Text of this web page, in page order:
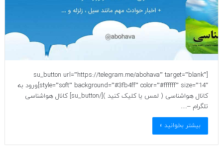
[su_button url=”https://telegram.me/abohava” target=”blank”
style=”soft” background=”#3fb4ff” color=”#ffffff” size=”14″]ورود به
کانال هواشناسی ( لمس یا کلیک کنید )[/su_button] کانال هواشناسی
تلگرام –…
بیشتر بخوانید »